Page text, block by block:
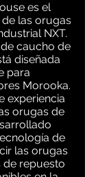
es el
las orugas
NXT.
caucho de
diseñada
para
Morooka.
experiencia
orugas de
de
las orugas
de repuesto